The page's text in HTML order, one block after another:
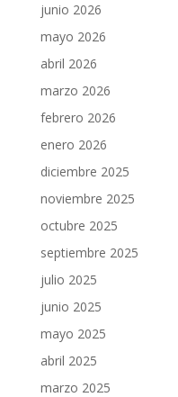
junio 2026
mayo 2026
abril 2026
marzo 2026
febrero 2026
enero 2026
diciembre 2025
noviembre 2025
octubre 2025
septiembre 2025
julio 2025
junio 2025
mayo 2025
abril 2025
marzo 2025